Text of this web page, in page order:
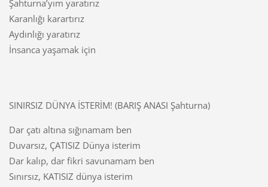
Şahturna’yım yaratırız
Karanlığı karartırız
Aydınlığı yaratırız
İnsanca yaşamak için
SINIRSIZ DÜNYA İSTERİM! (BARIŞ ANASI Şahturna)
Dar çatı altına sığınamam ben
Duvarsız, ÇATISIZ Dünya isterim
Dar kalıp, dar fikri savunamam ben
Sınırsız, KATISIZ dünya isterim